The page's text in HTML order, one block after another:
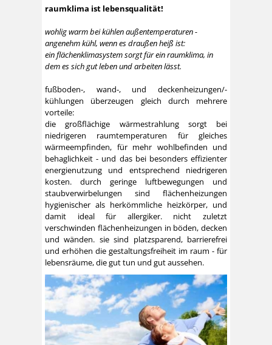
raumklima ist lebensqualität!
wohlig warm bei kühlen außentemperaturen -
angenehm kühl, wenn es draußen heiß ist:
ein flächenklimasystem sorgt für ein raumklima, in
dem es sich gut leben und arbeiten lässt.
fußboden-, wand-, und deckenheizungen/-
kühlungen überzeugen gleich durch mehrere
vorteile:
die großflächige wärmestrahlung sorgt bei
niedrigeren raumtemperaturen für gleiches
wärmeempfinden, für mehr wohlbefinden und
behaglichkeit - und das bei besonders effizienter
energienutzung und entsprechend niedrigeren
kosten. durch geringe luftbewegungen und
staubverwirbelungen sind flächenheizungen
hygienischer als herkömmliche heizkörper, und
damit ideal für allergiker. nicht zuletzt
verschwinden flächenheizungen in böden, decken
und wänden. sie sind platzsparend, barrierefrei
und erhöhen die gestaltungsfreiheit im raum - für
lebensräume, die gut tun und gut aussehen.